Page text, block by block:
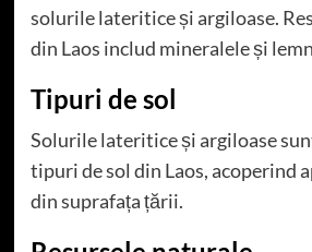
solurile lateritice și argiloase.
din Laos includ mineralele și
Tipuri de sol
Solurile lateritice și argiloase
tipuri de sol din Laos, acoperind
din suprafața țării.